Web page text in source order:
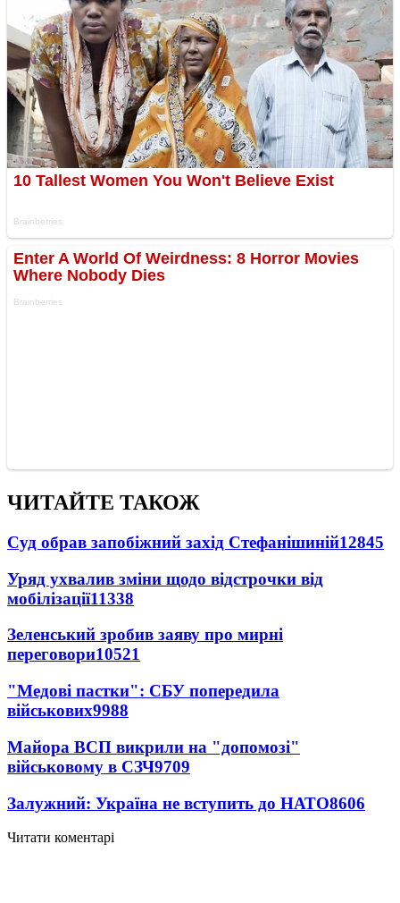
ЧИТАЙТЕ ТАКОЖ
Суд обрав запобіжний захід Стефанішиній12845
Уряд ухвалив зміни щодо відстрочки від
мобілізації11338
Зеленський зробив заяву про мирні
переговори10521
"Медові пастки": СБУ попередила
військових9988
Майора ВСП викрили на "допомозі"
військовому в СЗЧ9709
Залужний: Україна не вступить до НАТО8606
Читати коментарі